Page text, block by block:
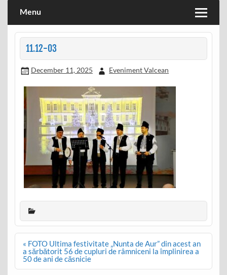
Menu
11.12-03
December 11, 2025 Eveniment Valcean
Post
navigation
« FOTO Ultima festivitate „Nunta de Aur” din acest an
a sărbătorit 56 de cupluri de râmniceni la împlinirea a
50 de ani de căsnicie